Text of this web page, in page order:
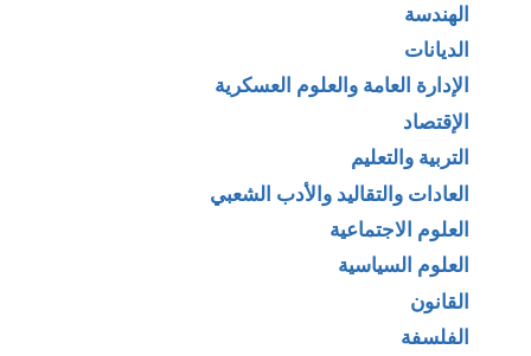
الهندسة
الديانات
الإدارة العامة والعلوم العسكرية
الإقتصاد
التربية والتعليم
العادات والتقاليد والأدب الشعبي
العلوم الاجتماعية
العلوم السياسية
القانون
الفلسفة